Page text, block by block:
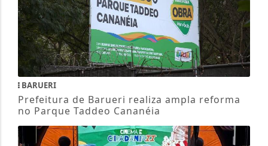
BARUERI
Prefeitura de Barueri realiza ampla reforma
no Parque Taddeo Cananéia